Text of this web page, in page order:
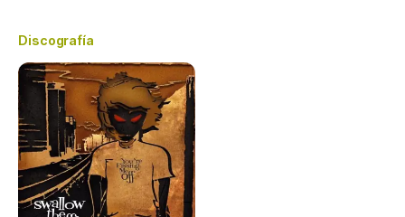
Discografía